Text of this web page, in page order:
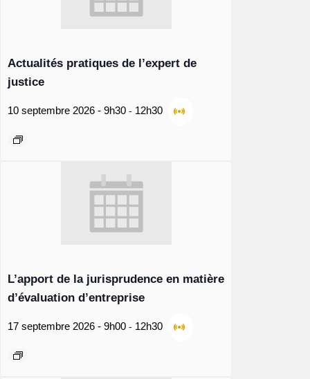
Actualités pratiques de l’expert de
justice
10 septembre 2026 - 9h30 - 12h30
L’apport de la jurisprudence en matière
d’évaluation d’entreprise
17 septembre 2026 - 9h00 - 12h30